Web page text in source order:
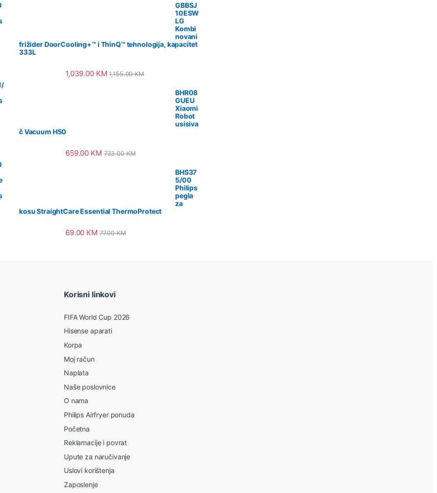
GBBSJ
10ESW
LG
Kombi
novani
frižider DoorCooling+™ i ThinQ™ tehnologija, kapacitet
333L
1,039.00 KM 1,155.00KM
BHR08
GUEU
Xiaomi
Robot
usisiva
č Vacuum H50
659.00 KM 733.00KM
BHS37
5/00
Philips
pegla
za
kosu StraightCare Essential ThermoProtect
69.00 KM 77.00KM
Korisni linkovi
FIFA World Cup 2026
Hisense aparati
Korpa
Moj račun
Naplata
Naše poslovnice
O nama
Philips Airfryer ponuda
Početna
Reklamacije i povrat
Upute za naručivanje
Uslovi korištenja
Zaposlenje